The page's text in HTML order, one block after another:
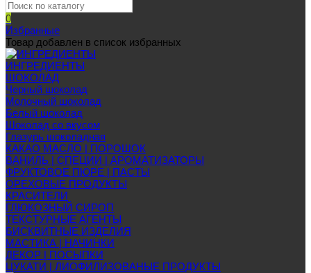
0
Избранные
Товар добавлен в список избранных
ИНГРЕДИЕНТЫ
ШОКОЛАД
Черный шоколад
Молочный шоколад
Белый шоколад
Шоколад со вкусом
Глазурь шоколадная
КАКАО МАСЛО | ПОРОШОК
ВАНИЛЬ | СПЕЦИИ | АРОМАТИЗАТОРЫ
ФРУКТОВОЕ ПЮРЕ | ПАСТЫ
ОРЕХОВЫЕ ПРОДУКТЫ
КРАСИТЕЛИ
ГЛЮКОЗНЫЙ СИРОП
ТЕКСТУРНЫЕ АГЕНТЫ
БИСКВИТНЫЕ ИЗДЕЛИЯ
МАСТИКА | НАЧИНКИ
ДЕКОР | ПОСЫПКИ
ЦУКАТИ | ЛИОФИЛИЗОВАНЫЕ ПРОДУКТЫ